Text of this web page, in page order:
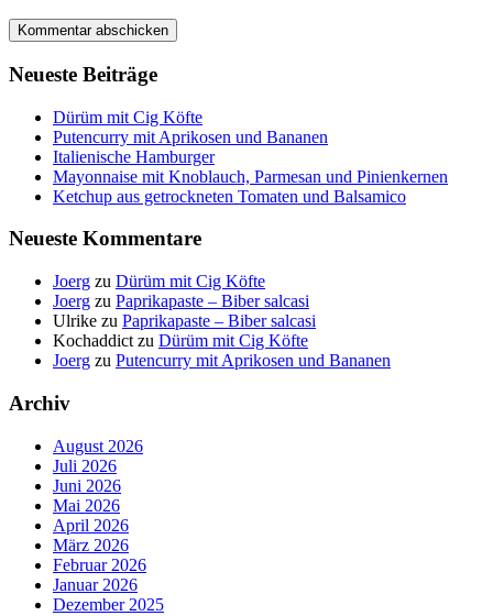
Neueste Beiträge
Dürüm mit Cig Köfte
Putencurry mit Aprikosen und Bananen
Italienische Hamburger
Mayonnaise mit Knoblauch, Parmesan und Pinienkernen
Ketchup aus getrockneten Tomaten und Balsamico
Neueste Kommentare
Joerg zu Dürüm mit Cig Köfte
Joerg zu Paprikapaste – Biber salcasi
Ulrike zu Paprikapaste – Biber salcasi
Kochaddict zu Dürüm mit Cig Köfte
Joerg zu Putencurry mit Aprikosen und Bananen
Archiv
August 2026
Juli 2026
Juni 2026
Mai 2026
April 2026
März 2026
Februar 2026
Januar 2026
Dezember 2025